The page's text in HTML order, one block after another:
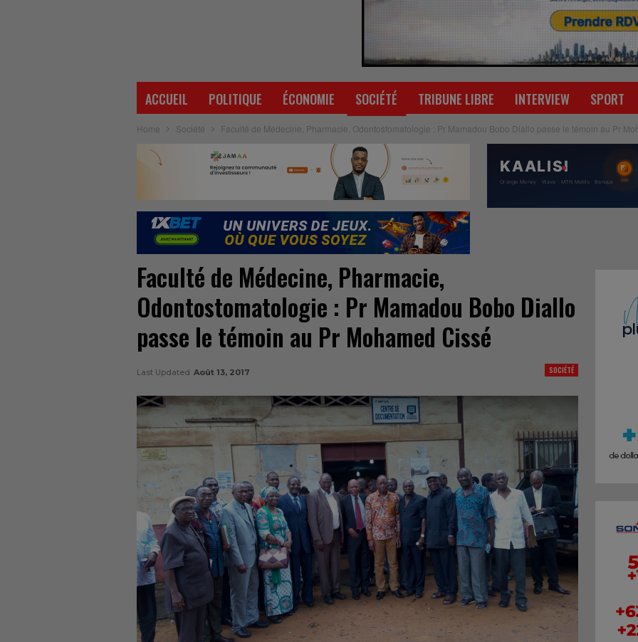
ACCUEIL POLITIQUE ÉCONOMIE SOCIÉTÉ TRIBUNE LIBRE INTERVIEW SPORT
Home Société Faculté de Médecine, Pharmacie, Odontostomatologie : Pr Mamadou Bobo Diallo passe le témoin au Pr
Faculté de Médecine, Pharmacie,
Odontostomatologie : Pr Mamadou Bobo Diallo
passe le témoin au Pr Mohamed Cissé
SOCIÉTÉ
Last Updated Août 13, 2017